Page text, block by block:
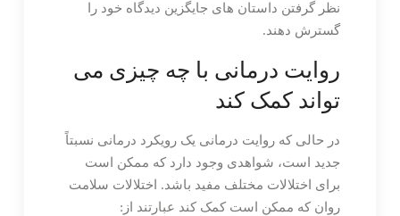
نظر گرفتن داستان های جایگزین دیدگاه خود را
گسترش دهند.
روایت درمانی با چه چیزی می
تواند کمک کند
در حالی که روایت درمانی یک رویکرد درمانی نسبتاً
جدید است، شواهدی وجود دارد که ممکن است
برای اختلالات مختلف مفید باشد. اختلالات سلامت
روان که ممکن است کمک کند عبارتند از: